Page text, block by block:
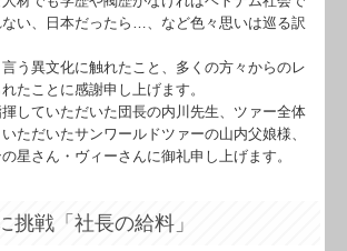
い、日本だったら…、など色々思いは巡る訳
う異文化に触れたこと、多くの方々からのレ
たことに感謝申し上げます。
していただいた団長の内川先生、ツァー全体
ただいたサンワールドツァーの山内父娘様、
星さん・ヴィーさんに御礼申し上げます。
挑戦「社長の給料」